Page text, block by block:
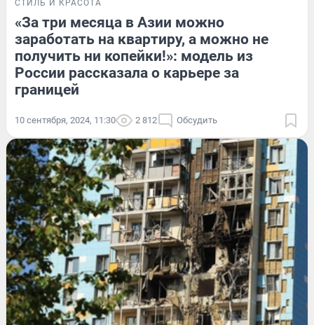
СТИЛЬ И КРАСОТА
«За три месяца в Азии можно
заработать на квартиру, а можно не
получить ни копейки!»: модель из
России рассказала о карьере за
границей
10 сентября, 2024, 11:30 2 812 Обсудить